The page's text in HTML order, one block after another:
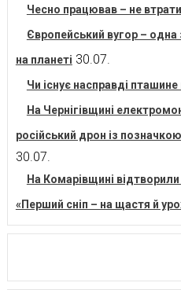
Чесно працював – не
Європейський вугор – одна
на планеті 30.07.
Чи існує насправді
На Чернігівщині
російський дрон із
30.07.
На Комарівщині
«Перший сніп – на щастя й